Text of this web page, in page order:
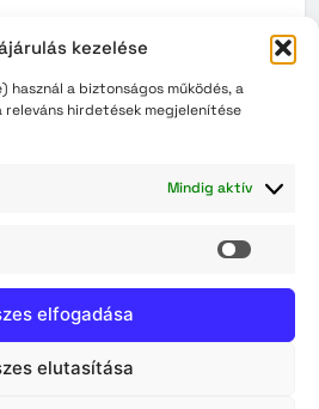
kezelése
használ a biztonságos működés, a
hirdetések megjelenítése
Mindig aktív
elfogadása
elutasítása